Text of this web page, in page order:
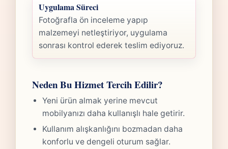
Uygulama Süreci
Fotoğrafla ön inceleme yapıp
malzemeyi netleştiriyor, uygulama
sonrası kontrol ederek teslim ediyoruz.
Neden Bu Hizmet Tercih Edilir?
Yeni ürün almak yerine mevcut
mobilyanızı daha kullanışlı hale getirir.
Kullanım alışkanlığını bozmadan daha
konforlu ve dengeli oturum sağlar.